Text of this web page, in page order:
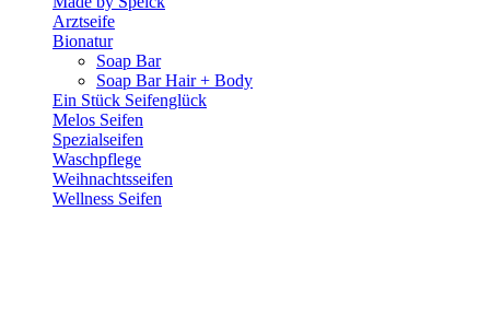
Arztseife
Bionatur
Soap Bar
Soap Bar Hair + Body
Ein Stück Seifenglück
Melos Seifen
Spezialseifen
Waschpflege
Weihnachtsseifen
Wellness Seifen